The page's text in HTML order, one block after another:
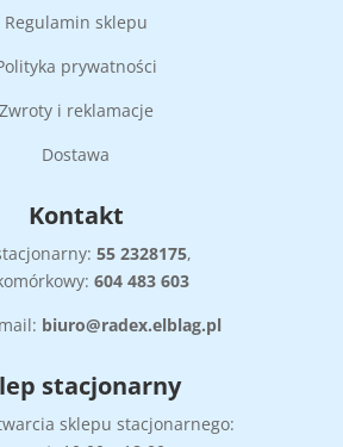
Regulamin sklepu
prywatności
Zwroty i reklamacje
Dostawa
Kontakt
55 2328175,
604 483 603
biuro@radex.elblag.pl
stacjonarny
sklepu stacjonarnego: